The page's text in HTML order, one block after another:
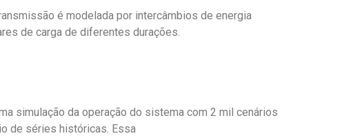
é modelada por intercâmbios de energia
de carga de diferentes durações.
simulação da operação do sistema com 2 mil cenários
de séries históricas. Essa